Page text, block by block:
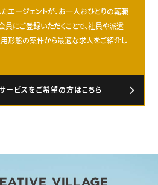
エージェントが、お一人おひとりの転職
員にご登録いただくことで、社員や派遣
用形態の案件から最適な求人をご紹介し
ービスをご希望の方はこちら